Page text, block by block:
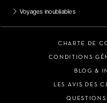
Voyages inoubliables
CHARTE DE
CONDITIONS
BLOG &
LES AVIS DES
QUESTIONS